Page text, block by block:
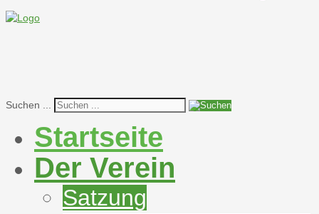
Suchen ...
Startseite
Der Verein
Satzung